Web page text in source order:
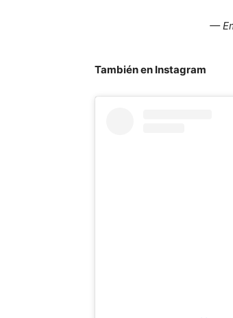
—
También en Instagram